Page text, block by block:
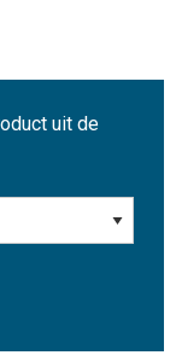
uit de